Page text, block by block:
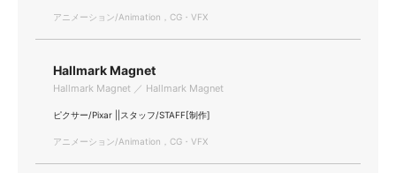
アニメーション/Animation，CG・VFX
Hallmark Magnet
Hallmark Magnet ／ Hallmark Magnet
ピクサー/Pixar ||スタッフ/STAFF[制作]
アニメーション/Animation，CG・VFX